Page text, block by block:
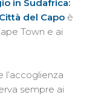
in Sudafrica:
del Capo è
Town e ai
l’accoglienza
sempre ai